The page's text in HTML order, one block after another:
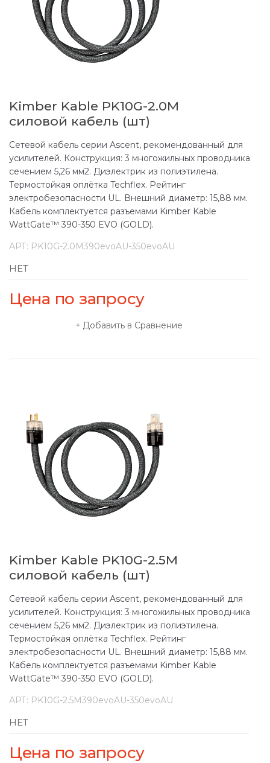
Kimber Kable PK10G-2.0M
силовой кабель (шт)
Сетевой кабель серии Ascent, рекомендованный для
усилителей. Конструкция: 3 многожильных проводника
сечением 5,26 мм2. Диэлектрик из полиэтилена.
Термостойкая оплётка Techflex. Рейтинг
электробезопасности UL. Внешний диаметр: 15,88 мм.
Кабель комплектуется разъемами Kimber Kable
WattGate™ 390-350 EVO (GOLD).
АРТ: PK10G-2.0M390evoAU-350evoAU
НЕТ
Цена по запросу
Добавить в Сравнение
Kimber Kable PK10G-2.5M
силовой кабель (шт)
Сетевой кабель серии Ascent, рекомендованный для
усилителей. Конструкция: 3 многожильных проводника
сечением 5,26 мм2. Диэлектрик из полиэтилена.
Термостойкая оплётка Techflex. Рейтинг
электробезопасности UL. Внешний диаметр: 15,88 мм.
Кабель комплектуется разъемами Kimber Kable
WattGate™ 390-350 EVO (GOLD).
АРТ: PK10G-2.5M390evoAU-350evoAU
НЕТ
Цена по запросу